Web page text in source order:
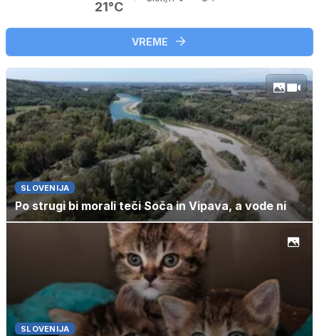
21°C
VREME
SLOVENIJA
Po strugi bi morali teči Soča in Vipava, a vode ni
SLOVENIJA